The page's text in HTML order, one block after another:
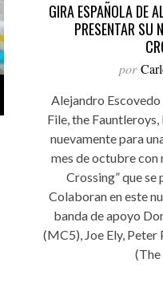
GIRA ESPAÑOLA DE
PRESENTAR SU
por
Alejandro Escovedo
File, the
nuevamente para
mes de octubre con
Crossing” que
Colaboran en este
banda de apoyo
(MC5), Joe Ely,
(The